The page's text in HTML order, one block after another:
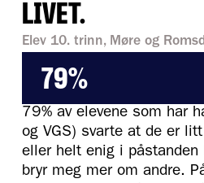
LIVET.
Elev 10. trinn, Møre og
79%
79% av elevene som har
og VGS) svarte at de er
eller helt enig i påstanden
bryr meg mer om andre.